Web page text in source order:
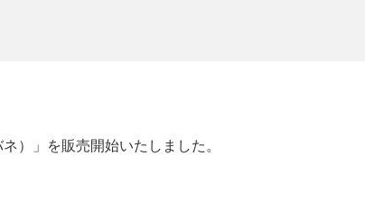
）」を販売開始いたしました。